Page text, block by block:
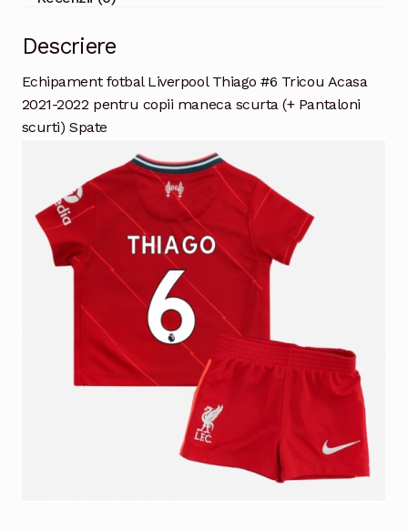
Descriere
Echipament fotbal Liverpool Thiago #6 Tricou Acasa
2021-2022 pentru copii maneca scurta (+ Pantaloni
scurti) Spate